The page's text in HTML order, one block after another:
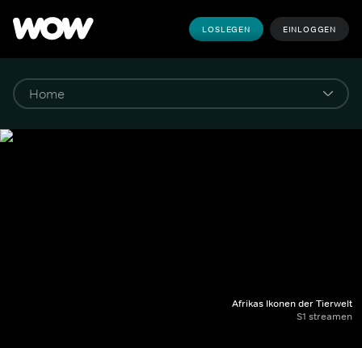
LOSLEGEN EINLOGGEN
Afrikas Ikonen der Tierwelt
S1 streamen